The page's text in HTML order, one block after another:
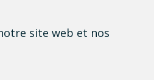
site web et nos